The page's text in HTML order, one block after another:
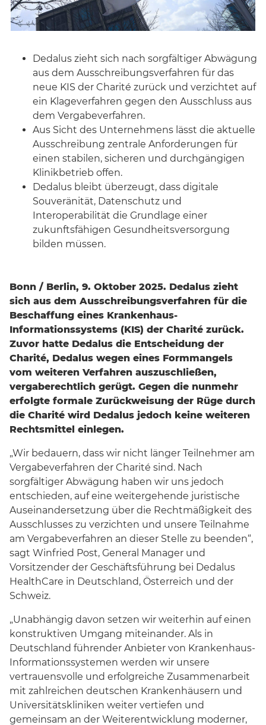
Dedalus zieht sich nach sorgfältiger Abwägung
aus dem Ausschreibungsverfahren für das
neue KIS der Charité zurück und verzichtet auf
ein Klageverfahren gegen den Ausschluss aus
dem Vergabeverfahren.
Aus Sicht des Unternehmens lässt die aktuelle
Ausschreibung zentrale Anforderungen für
einen stabilen, sicheren und durchgängigen
Klinikbetrieb offen.
Dedalus bleibt überzeugt, dass digitale
Souveränität, Datenschutz und
Interoperabilität die Grundlage einer
zukunftsfähigen Gesundheitsversorgung
bilden müssen.
Bonn / Berlin, 9. Oktober 2025. Dedalus zieht
sich aus dem Ausschreibungsverfahren für die
Beschaffung eines Krankenhaus-
Informationssystems (KIS) der Charité zurück.
Zuvor hatte Dedalus die Entscheidung der
Charité, Dedalus wegen eines Formmangels
vom weiteren Verfahren auszuschließen,
vergaberechtlich gerügt. Gegen die nunmehr
erfolgte formale Zurückweisung der Rüge durch
die Charité wird Dedalus jedoch keine weiteren
Rechtsmittel einlegen.
„Wir bedauern, dass wir nicht länger Teilnehmer am
Vergabeverfahren der Charité sind. Nach
sorgfältiger Abwägung haben wir uns jedoch
entschieden, auf eine weitergehende juristische
Auseinandersetzung über die Rechtmäßigkeit des
Ausschlusses zu verzichten und unsere Teilnahme
am Vergabeverfahren an dieser Stelle zu beenden“,
sagt Winfried Post, General Manager und
Vorsitzender der Geschäftsführung bei Dedalus
HealthCare in Deutschland, Österreich und der
Schweiz.
„Unabhängig davon setzen wir weiterhin auf einen
konstruktiven Umgang miteinander. Als in
Deutschland führender Anbieter von Krankenhaus-
Informationssystemen werden wir unsere
vertrauensvolle und erfolgreiche Zusammenarbeit
mit zahlreichen deutschen Krankenhäusern und
Universitätskliniken weiter vertiefen und
gemeinsam an der Weiterentwicklung moderner,